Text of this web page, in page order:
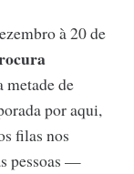
à 20 de
metade de
por aqui,
filas nos
pessoas —